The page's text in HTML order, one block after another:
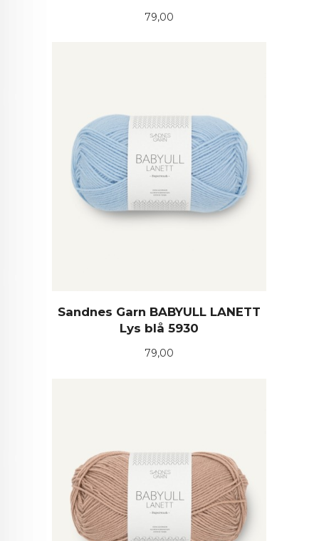
Pris
79,00
Sandnes Garn BABYULL LANETT
Lys blå 5930
Pris
79,00